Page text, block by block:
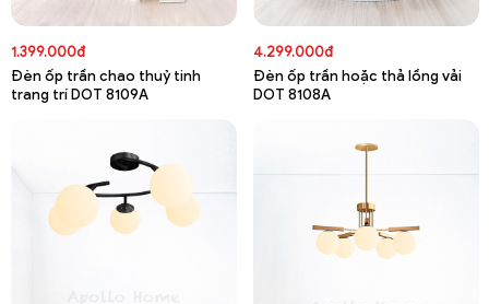
1.399.000đ
Đèn ốp trần chao thuỷ tinh
trang trí DOT 8109A
4.299.000đ
Đèn ốp trần hoặc thả lồng vải
DOT 8108A